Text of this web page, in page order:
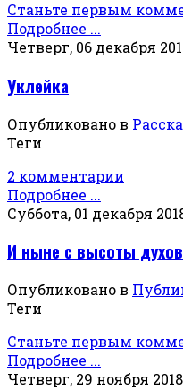
Станьте первым
Подробнее ...
Четверг, 06 декабря
Уклейка
Опубликовано в
Теги
2 комментарии
Подробнее ...
Суббота, 01 декабря
И ныне с высоты
Опубликовано в
Теги
Станьте первым
Подробнее ...
Четверг, 29 ноября